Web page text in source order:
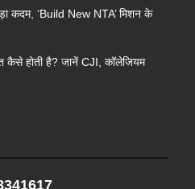
कदम, ‘Build New NTA’ मिशन के
कैसे होती है? जानें CJI, कॉलेजियम